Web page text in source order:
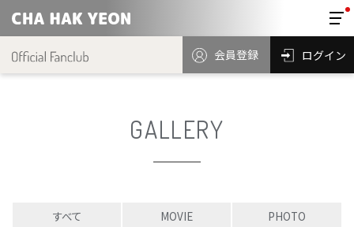
会員登録 ログイン
GALLERY
すべて MOVIE PHOTO